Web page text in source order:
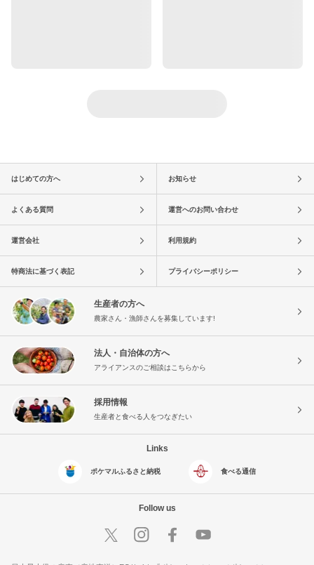
はじめての方へ お知らせ
よくある質問 運営へのお問い合わせ
運営会社 利用規約
特商法に基づく表記 プライバシーポリシー
生産者の方へ
農家さん・漁師さんを募集しています!
法人・自治体の方へ
アライアンスのご相談はこちらから
採用情報
生産者と食べる人をつなぎたい
Links
ポケマルふるさと納税 食べる通信
Follow us